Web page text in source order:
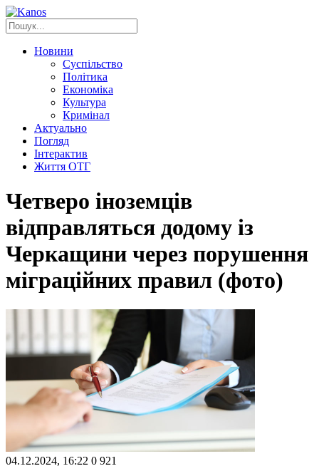
Новини
Суспільство
Політика
Економіка
Культура
Кримінал
Актуально
Погляд
Інтерактив
Життя ОТГ
Четверо іноземців
відправляться додому із
Черкащини через порушення
міграційних правил (фото)
04.12.2024, 16:22 0 921